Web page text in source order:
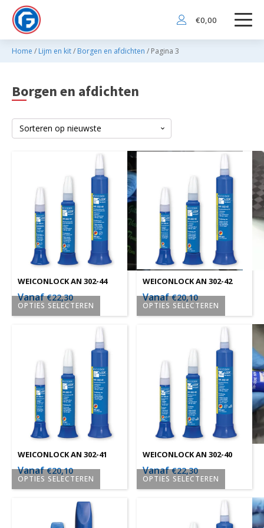
€0,00
Home / Lijm en kit/ Borgen en afdichten / Pagina 3
Borgen en afdichten
OPTIES SELECTEREN
meerdere
variaties.
gekozen
worden
op
de
WEICONLOCK AN 302-44
Vanaf€22,30
OPTIES SELECTEREN
meerdere
variaties.
gekozen
worden
op
de
WEICONLOCK AN 302-42
Vanaf€20,10
OPTIES SELECTEREN
WEICONLOCK AN 302-41
Vanaf€20,10
OPTIES SELECTEREN
WEICONLOCK AN 302-40
Vanaf€22,30